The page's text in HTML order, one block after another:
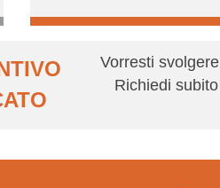
Vorresti
Richiedi